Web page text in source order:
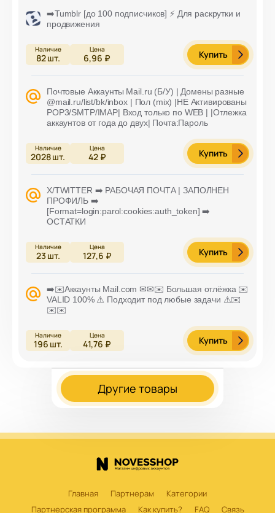
➡️Tumblr [до 100 подписчиков] ⚡ Для раскрутки и
продвижения
82шт. 6,96 ₽ Купить
Почтовые Аккаунты Mail.ru (Б/У) | Домены разные
@mail.ru/list/bk/inbox | Пол (mix) |НЕ Активированы
POP3/SMTP/IMAP| Вход только по WEB | |Отлежка
аккаунтов от года до двух| Почта:Пароль
2028шт. 42 ₽ Купить
X/TWITTER ➡️ РАБОЧАЯ ПОЧТА | ЗАПОЛНЕН
ПРОФИЛЬ ➡️
[Format=login:parol:cookies:auth_token] ➡️
ОСТАТКИ
23шт. 127,6 ₽ Купить
➡️✉️Аккаунты Mail.com ✉✉✉️ Большая отлёжка ✉️
VALID 100% ⚠️ Подходит под любые задачи ⚠️✉️
✉️✉️
196 шт. 41,76 ₽ Купить
Другие товары
Главная Партнерам
Категории
Партнерская программа
Как купить? FAQ Связь